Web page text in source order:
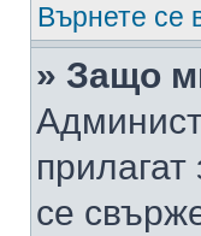
Върнете се
» Защо
се